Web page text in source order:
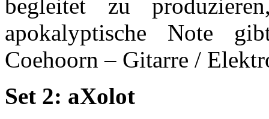
begleitet zu
apokalyptische Note
Coehoorn – Gitarre /
Set 2: aXolot